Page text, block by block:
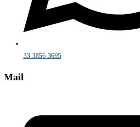
33 3856 3695
Mail